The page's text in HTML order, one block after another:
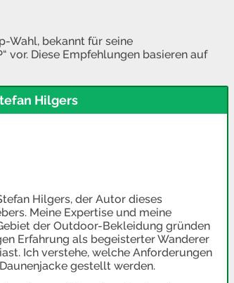
Wahl, bekannt für seine
Diese Empfehlungen basieren auf
Hilgers
Hilgers, der Autor dieses
Meine Expertise und meine
der Outdoor-Bekleidung gründen
Erfahrung als begeisterter Wanderer
Ich verstehe, welche Anforderungen
gestellt werden.